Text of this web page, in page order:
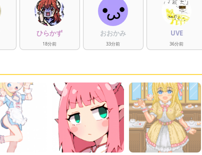
ひらかず
18分前
おおかみ
33分前
UVE
36分前